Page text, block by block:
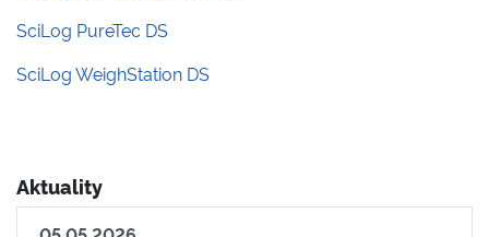
SciLog PureTec DS
SciLog WeighStation DS
Aktuality